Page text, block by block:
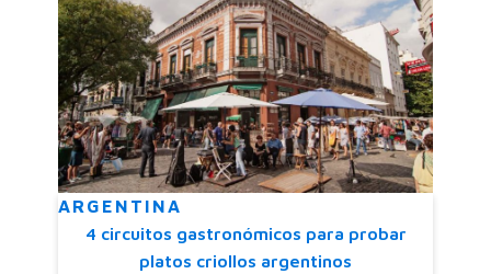
ARGENTINA
4 circuitos gastronómicos para probar
platos criollos argentinos